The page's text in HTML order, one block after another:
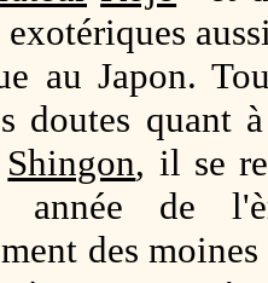
au Japon.
doutes quant
Shingon, il se
année de
des